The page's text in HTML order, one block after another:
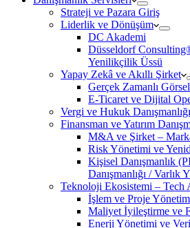
Strateji ve Pazara Giriş
Liderlik ve Dönüşüm
DC Akademi
Düsseldorf
Yenilikçilik Üssü
Yapay Zekâ ve Akıllı Şirket
Gerçek Zamanlı
E-Ticaret ve Dijital
Vergi ve Hukuk Danışmanlığı
Finansman ve Yatırım
M&A ve Şirket –
Risk Yönetimi ve
Kişisel Danışmanlık
Danışmanlığı / Varlık
Teknoloji Ekosistemi – Tech
İşlem ve Proje
Maliyet İyileştirme ve
Enerji Yönetimi ve